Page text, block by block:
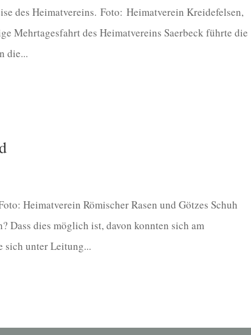
des Heimatvereins. Foto: Heimatverein Kreidefelsen,
Mehrtagesfahrt des Heimatvereins Saerbeck führte die
die...
Heimatverein Römischer Rasen und Götzes Schuh
Dass dies möglich ist, davon konnten sich am
sich unter Leitung...